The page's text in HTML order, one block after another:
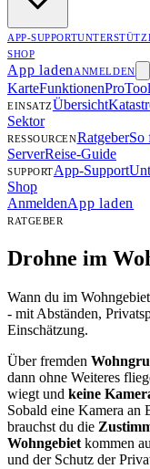
APP-SUPPORT
SHOP
App laden ANMELDEN
KarteFunktionenPro
EINSATZÜbersicht
Sektor
RESSOURCENRatgeberSo
ServerReise-Guide
SUPPORTApp-Support
Shop
AnmeldenApp laden
RATGEBER
Drohne im
Wann du im
- mit Abständen,
Einschätzung.
Über fremden
dann ohne Weiteres
wiegt und keine
Sobald eine Kamera an
brauchst du die
Wohngebiet kommen
und der Schutz der